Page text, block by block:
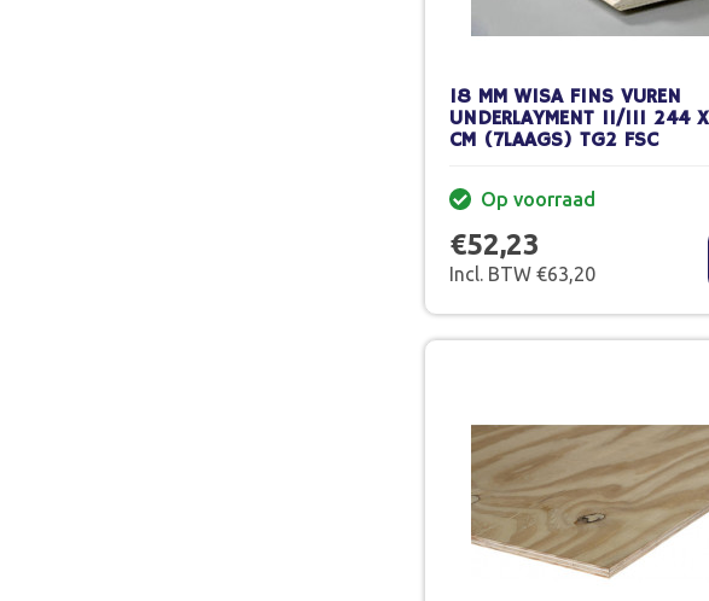
18 MM WISA FINS VUREN
UNDERLAYMENT II/III 244
CM (7LAAGS) TG2 FSC
Op voorraad
€52,23
Incl. BTW €63,20